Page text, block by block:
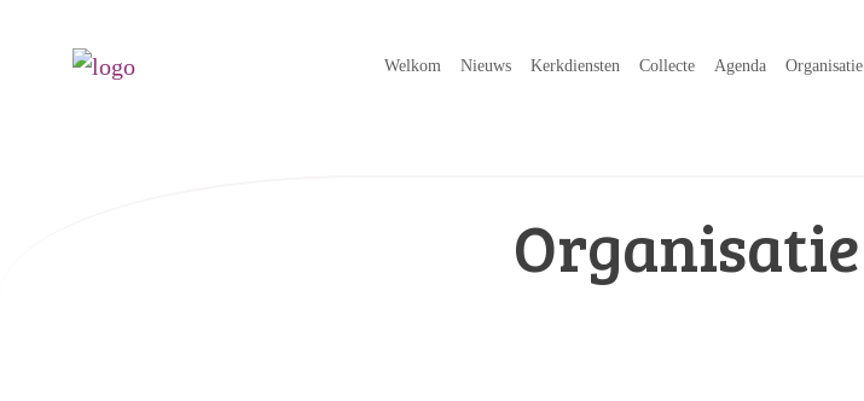
Welkom Nieuws Kerkdiensten Collecte Agenda Organisatie
Organisatie